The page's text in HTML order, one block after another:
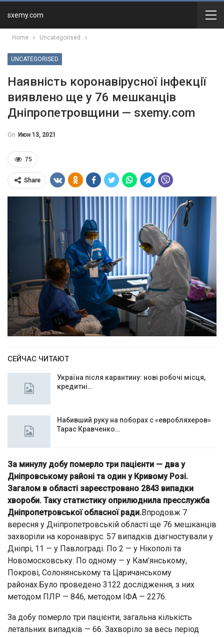
sxemy.com
Home Uncategorised
UNCATEGORISED
Наявність коронавірусної інфекції
виявлено ще у 76 мешканців
Дніпропетровщини — sxemy.com
On Июн 13, 2021
75
Share
СЕЙЧАС ЧИТАЮТ
Україна після карантину: нові робочі місця,
кредитні…
Набивший руку на поборах с «евробляхеров»
Тарас Кравченко…
За минулу добу померло три пацієнти — два у
Дніпровському районі та один у Кривому Розі.
Загалом в області зареєстровано 2843 випадки
хвороби. Таку статистику оприлюднила пресслужба
Дніпропетровської обласної ради.Впродовж 7
вересня у Дніпропетровській області ще 76 мешканців
захворіли на коронавірус. 57 випадків діагностували у
Дніпрі, 11 — у Павлограді. По 2 — у Нікополі та
Новомосковську. По одному — у Кам’янському,
Покрові, Солонянському та Царичанському
районах.Було проведено 3122 дослідження, з них
методом ПЛР — 846, методом ІФА — 2276.
За добу померло три пацієнти, загальна кількість
летальних випадків — 66. Захворіло за весь період